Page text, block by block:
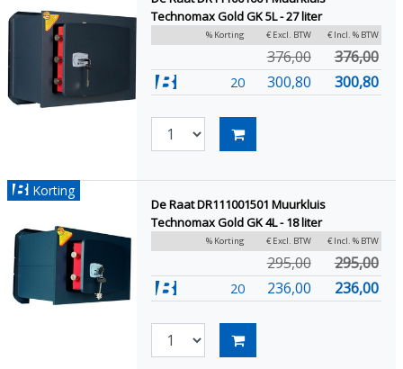
Technomax Gold GK 5L - 27 liter
% Korting € Excl. BTW € Incl. % BTW
376,00 376,00
20 300,80 300,80
Korting
De Raat DR111001501 Muurkluis
Technomax Gold GK 4L - 18 liter
% Korting € Excl. BTW € Incl. % BTW
295,00 295,00
20 236,00 236,00